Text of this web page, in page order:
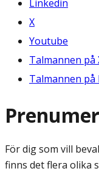
Linkedin
X
Youtube
Talmannen på
Talmannen
För dig som vill
finns det flera olika